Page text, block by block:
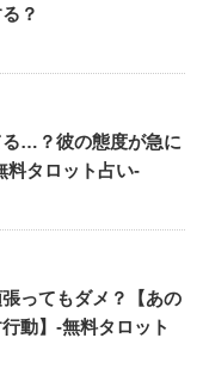
？
…？彼の態度が急に
料タロット占い-
ってもダメ？【あの
動】-無料タロット